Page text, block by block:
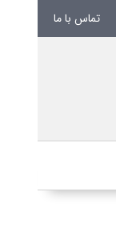
تماس با ما